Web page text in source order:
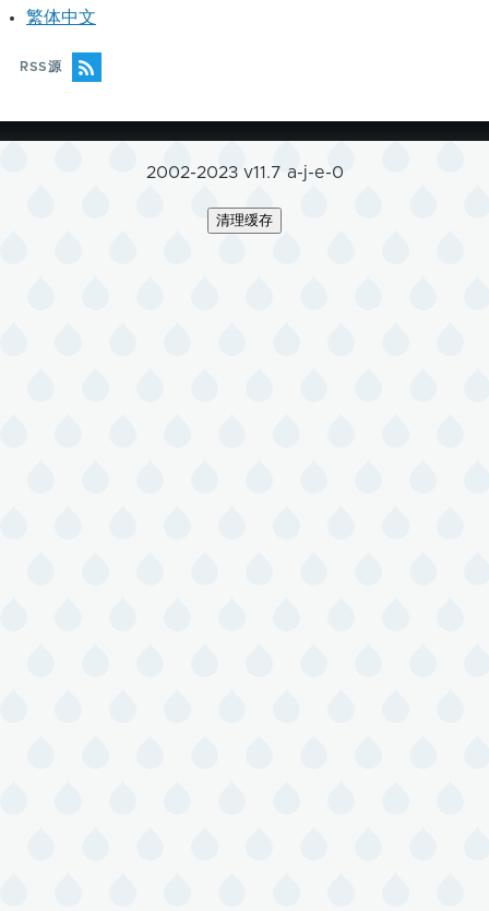
繁体中文
RSS源
2002-2023 v11.7 a-j-e-0